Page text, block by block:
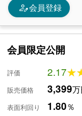
person_edit会員登録
会員限定公開
評価 2.17
販売価格 3,399
表面利回り 1.80％